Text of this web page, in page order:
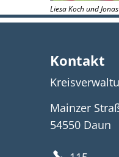
Liesa Koch und
Kontakt
Mainzer
54550 Daun